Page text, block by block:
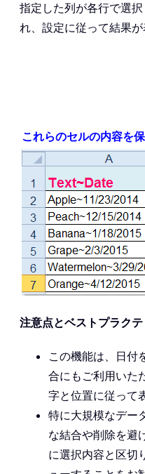
指定した列が各行で選
れ、設定に従って結果が
これらのセルの内容を
注意点とベストプラクテ
この機能は、日付
合にもご利用いた
字と位置に従って
特に大規模なデー
な結合や削除を避
に選択内容と区切